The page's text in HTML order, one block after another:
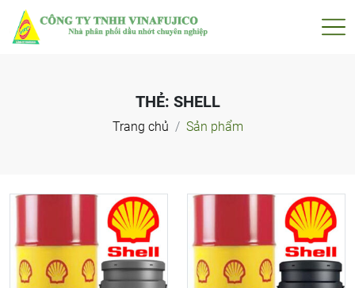
THẺ: SHELL
Trang chủ Sản phẩm